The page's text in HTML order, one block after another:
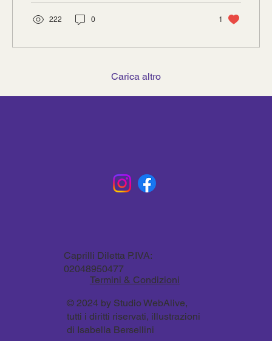
222 0 1
Carica altro
© 2024 by Studio WebAlive,
tutti i diritti riservati, illustrazioni
di Isabella Bersellini
Termini & Condizioni
Caprilli Diletta P.IVA:
02048950477